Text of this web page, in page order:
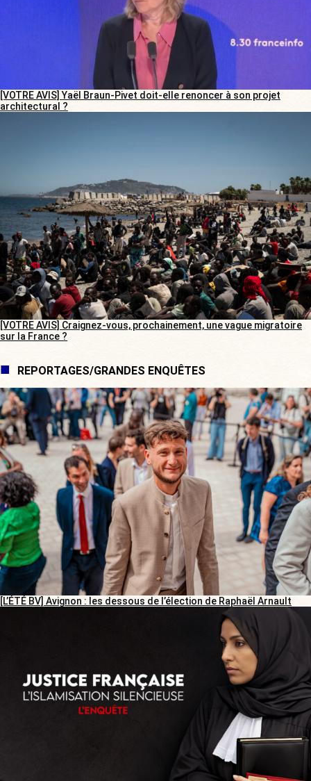
[VOTRE AVIS] Yaël Braun-Pivet doit-elle renoncer à son projet
architectural ?
[VOTRE AVIS] Craignez-vous, prochainement, une vague migratoire
sur la France ?
REPORTAGES/GRANDES ENQUÊTES
[L’ÉTÉ BV] Avignon : les dessous de l’élection de Raphaël Arnault